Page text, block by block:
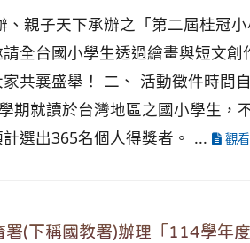
、親子天下承辦之「第二屆桂冠
全台國小學生透過繪畫與短文
共襄盛舉！ 二、 活動徵件時間
期就讀於台灣地區之國小學生，
計選出365名個人得獎者。 ...
觀
(下稱國教署)辦理「114學年